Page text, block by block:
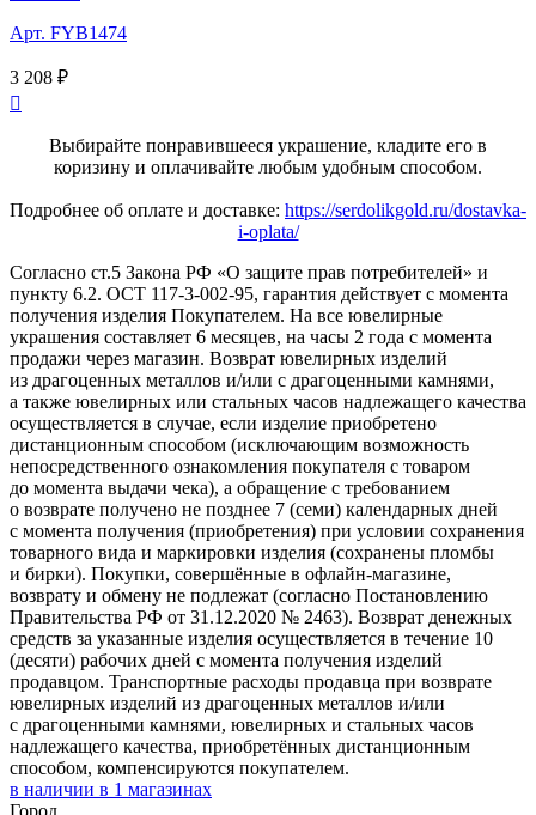
Арт. FYB1474
3 208 ₽

Выбирайте понравившееся украшение, кладите его в
коризину и оплачивайте любым удобным способом.
Подробнее об оплате и доставке: https://serdolikgold.ru/dostavka-
i-oplata/
Согласно ст.5 Закона РФ «О защите прав потребителей» и
пункту 6.2. ОСТ 117-3-002-95, гарантия действует с момента
получения изделия Покупателем. На все ювелирные
украшения составляет 6 месяцев, на часы 2 года с момента
продажи через магазин. Возврат ювелирных изделий
из драгоценных металлов и/или с драгоценными камнями,
а также ювелирных или стальных часов надлежащего качества
осуществляется в случае, если изделие приобретено
дистанционным способом (исключающим возможность
непосредственного ознакомления покупателя с товаром
до момента выдачи чека), а обращение с требованием
о возврате получено не позднее 7 (семи) календарных дней
с момента получения (приобретения) при условии сохранения
товарного вида и маркировки изделия (сохранены пломбы
и бирки). Покупки, совершённые в офлайн-магазине,
возврату и обмену не подлежат (согласно Постановлению
Правительства РФ от 31.12.2020 № 2463). Возврат денежных
средств за указанные изделия осуществляется в течение 10
(десяти) рабочих дней с момента получения изделий
продавцом. Транспортные расходы продавца при возврате
ювелирных изделий из драгоценных металлов и/или
с драгоценными камнями, ювелирных и стальных часов
надлежащего качества, приобретённых дистанционным
способом, компенсируются покупателем.
в наличии в 1 магазинах
Город